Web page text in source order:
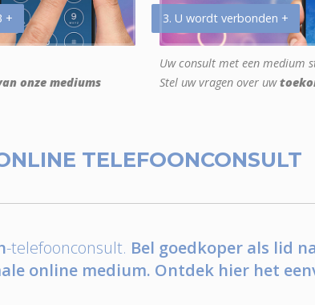
+
onze mediums
3. U wordt verbonden +
Uw consult met een medium
Stel uw vragen over uw
TELEFOONCONSULT
-telefoonconsult. Bel goedkoper als lid
online medium. Ontdek hier het